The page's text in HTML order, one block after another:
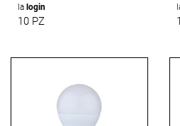
la login
10 PZ